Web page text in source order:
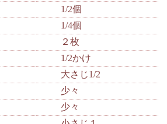
1/2個
1/4個
２枚
1/2かけ
大さじ1/2
少々
少々